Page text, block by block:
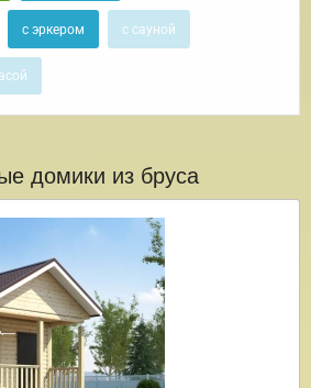
с эркером с сауной
домики из бруса